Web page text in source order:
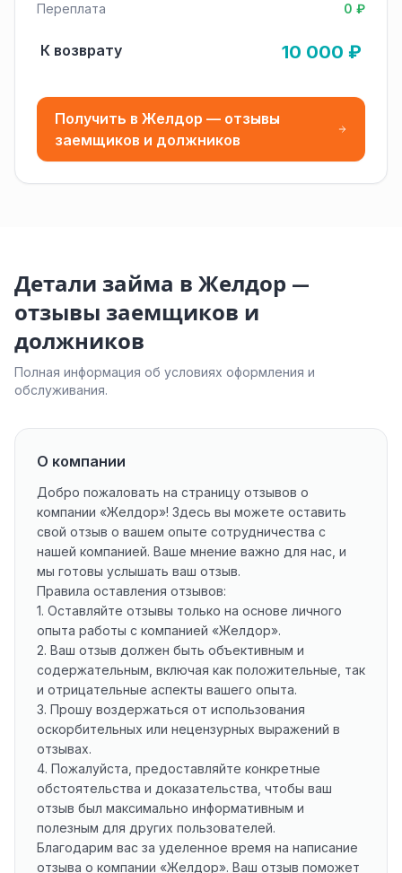
Переплата 0 ₽
К возврату 10 000 ₽
Получить в Желдор — отзывы
заемщиков и должников
Детали займа в Желдор —
отзывы заемщиков и
должников
Полная информация об условиях оформления и
обслуживания.
О компании
Добро пожаловать на страницу отзывов о
компании «Желдор»! Здесь вы можете оставить
свой отзыв о вашем опыте сотрудничества с
нашей компанией. Ваше мнение важно для нас, и
мы готовы услышать ваш отзыв.
Правила оставления отзывов:
1. Оставляйте отзывы только на основе личного
опыта работы с компанией «Желдор».
2. Ваш отзыв должен быть объективным и
содержательным, включая как положительные, так
и отрицательные аспекты вашего опыта.
3. Прошу воздержаться от использования
оскорбительных или нецензурных выражений в
отзывах.
4. Пожалуйста, предоставляйте конкретные
обстоятельства и доказательства, чтобы ваш
отзыв был максимально информативным и
полезным для других пользователей.
Благодарим вас за уделенное время на написание
отзыва о компании «Желдор». Ваш отзыв поможет